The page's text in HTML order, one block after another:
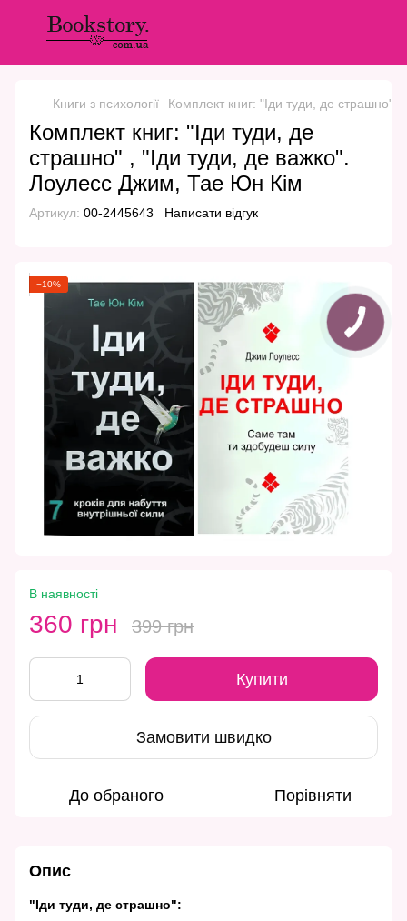
Книги з психології Комплект книг: "Іди туди, де
Комплект книг: "Іди туди, де
страшно" , "Іди туди, де важко".
Лоулесс Джим, Тае Юн Кім
Артикул: 00-2445643 Написати відгук
−10%
В наявності
360 грн 399 грн
Купити
Замовити швидко
До обраного Порівняти
Опис
"Іди туди, де страшно":